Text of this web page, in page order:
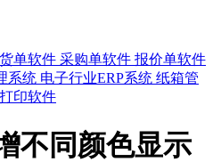
单软件 采购单软件 报价单软件
系统 电子行业ERP系统 纸箱管
印软件
不同颜色显示